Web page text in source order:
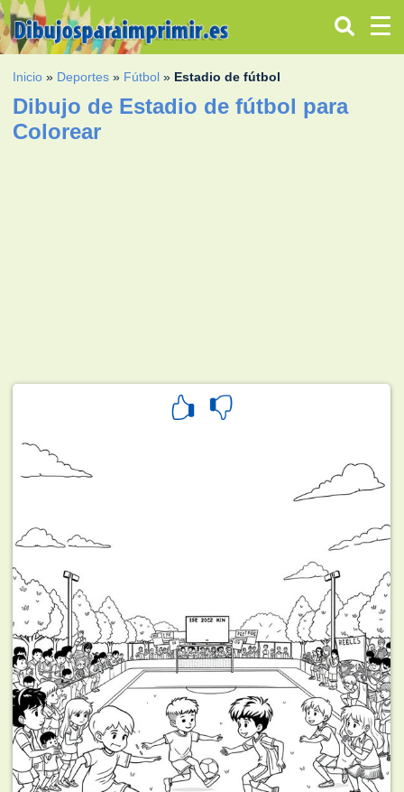
Inicio » Deportes » Fútbol » Estadio de fútbol
Dibujo de Estadio de fútbol para
Colorear